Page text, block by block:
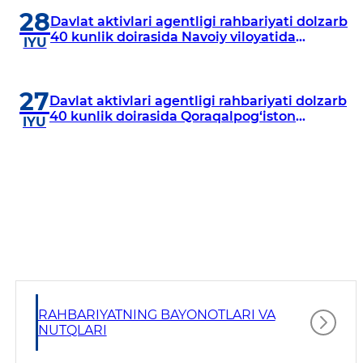
28
IYU
Davlat aktivlari agentligi rahbariyati dolzarb
40 kunlik doirasida Navoiy viloyatida
27
IYU
Davlat aktivlari agentligi rahbariyati dolzarb
40 kunlik doirasida Qoraqalpog‘iston
RAHBARIYATNING BAYONOTLARI VA
NUTQLARI